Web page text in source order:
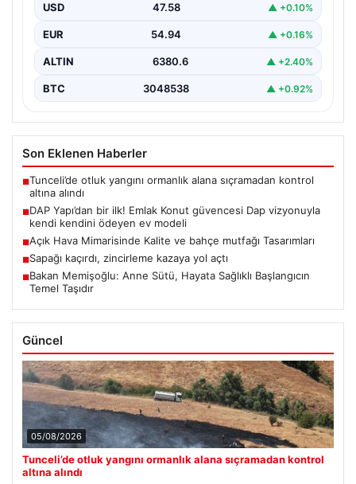
USD 47.58 ▲ +0.10%
EUR 54.94 ▲ +0.16%
ALTIN 6380.6 ▲ +2.40%
BTC 3048538 ▲ +0.92%
Son Eklenen Haberler
■Tunceli’de otluk yangını ormanlık alana sıçramadan kontrol
altına alındı
■DAP Yapı’dan bir ilk! Emlak Konut güvencesi Dap vizyonuyla
kendi kendini ödeyen ev modeli
■Açık Hava Mimarisinde Kalite ve bahçe mutfağı Tasarımları
■Sapağı kaçırdı, zincirleme kazaya yol açtı
■Bakan Memişoğlu: Anne Sütü, Hayata Sağlıklı Başlangıcın
Temel Taşıdır
Güncel
05/08/2026
Tunceli’de otluk yangını ormanlık alana sıçramadan kontrol
altına alındı